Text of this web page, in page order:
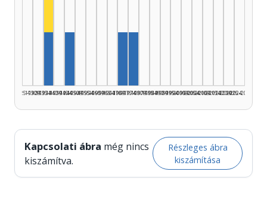
1925–1929
1930–1934
1935–1939
1940–1944
1945–1949
1950–1954
1955–1959
1960–1964
1965–1969
1970–1974
1975–1979
1980–1984
1985–1989
1990–1994
1995–1999
2000–2004
2005–2009
2010–2014
2015–2019
2020–2024
2025–2026
Kapcsolati ábra még nincs
kiszámítva.
Részleges ábra
kiszámítása